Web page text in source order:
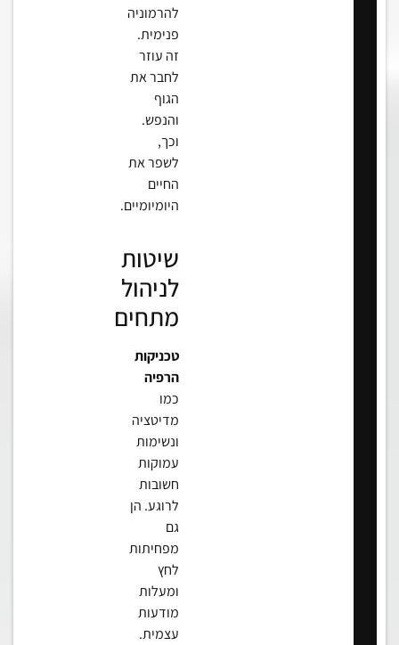
להרמוניה
פנימית.
זה עוזר
לחבר את
הגוף
והנפש.
וכך,
לשפר את
החיים
היומיומיים.
שיטות
לניהול
מתחים
טכניקות
הרפיה
כמו
מדיטציה
ונשימות
עמוקות
חשובות
לרוגע. הן
גם
מפחיתות
לחץ
ומעלות
מודעות
עצמית.